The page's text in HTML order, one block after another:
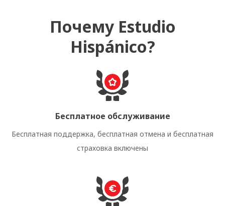
Почему Estudio
Hispánico?
Бесплатное обслуживание
Бесплатная поддержка, бесплатная отмена и бесплатная
страховка включены